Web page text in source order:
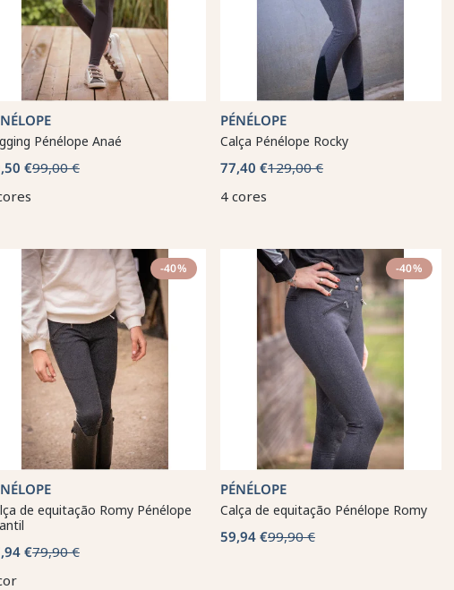
Pénélope Anaé
€99,00 €
PÉNÉLOPE
Calça Pénélope Rocky
77,40 €129,00 €
4 cores
-40%
de equitação Romy Pénélope
€79,90 €
-40%
PÉNÉLOPE
Calça de equitação Pénélope Romy
59,94 €99,90 €